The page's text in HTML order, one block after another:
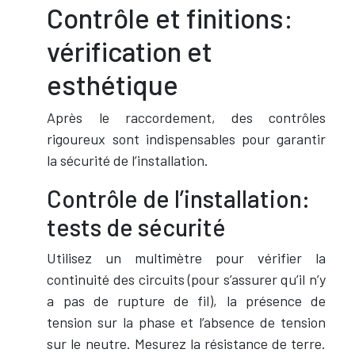
Contrôle et finitions:
vérification et
esthétique
Après le raccordement, des contrôles
rigoureux sont indispensables pour garantir
la sécurité de l’installation.
Contrôle de l’installation:
tests de sécurité
Utilisez un multimètre pour vérifier la
continuité des circuits (pour s’assurer qu’il n’y
a pas de rupture de fil), la présence de
tension sur la phase et l’absence de tension
sur le neutre. Mesurez la résistance de terre.